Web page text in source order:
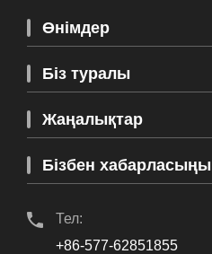
Өнімдер
Біз туралы
Жаңалықтар
Бізбен хабарласыңы
Тел:
+86-577-62851855